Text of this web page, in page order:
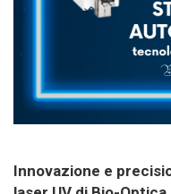
Innovazione e